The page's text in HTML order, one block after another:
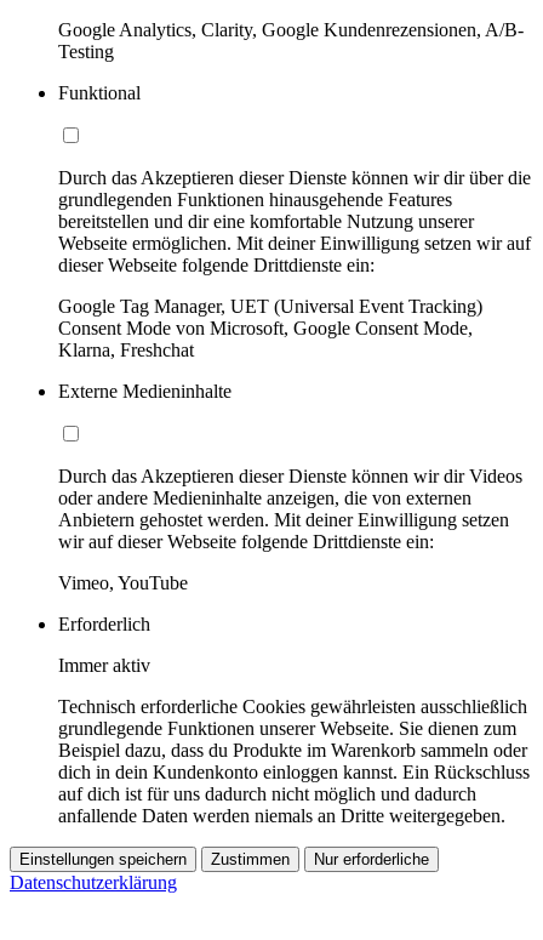
Google Analytics, Clarity, Google Kundenrezensionen, A/B-
Testing
Funktional
Durch das Akzeptieren dieser Dienste können wir dir über die
grundlegenden Funktionen hinausgehende Features
bereitstellen und dir eine komfortable Nutzung unserer
Webseite ermöglichen. Mit deiner Einwilligung setzen wir auf
dieser Webseite folgende Drittdienste ein:
Google Tag Manager, UET (Universal Event Tracking)
Consent Mode von Microsoft, Google Consent Mode,
Klarna, Freshchat
Externe Medieninhalte
Durch das Akzeptieren dieser Dienste können wir dir Videos
oder andere Medieninhalte anzeigen, die von externen
Anbietern gehostet werden. Mit deiner Einwilligung setzen
wir auf dieser Webseite folgende Drittdienste ein:
Vimeo, YouTube
Erforderlich
Immer aktiv
Technisch erforderliche Cookies gewährleisten ausschließlich
grundlegende Funktionen unserer Webseite. Sie dienen zum
Beispiel dazu, dass du Produkte im Warenkorb sammeln oder
dich in dein Kundenkonto einloggen kannst. Ein Rückschluss
auf dich ist für uns dadurch nicht möglich und dadurch
anfallende Daten werden niemals an Dritte weitergegeben.
Einstellungen speichern Zustimmen Nur erforderliche
Datenschutzerklärung